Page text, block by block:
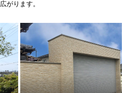
広がります。